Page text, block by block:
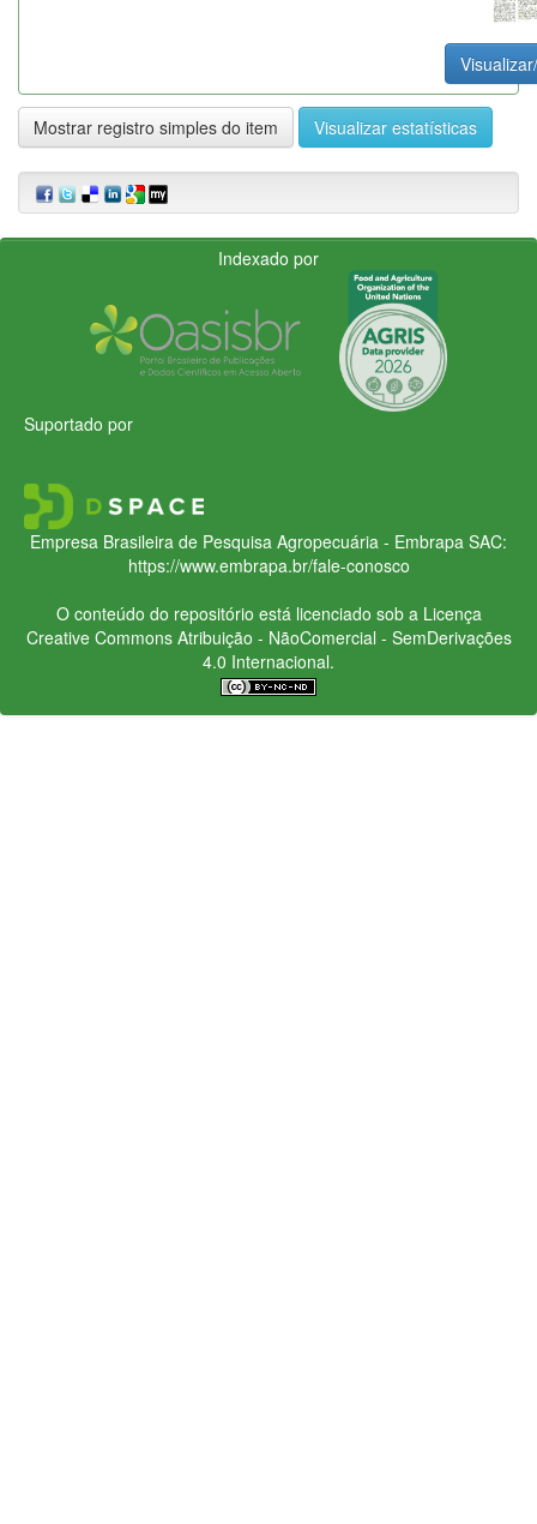
Mostrar registro simples do item Visualizar estatísticas
Indexado por
Suportado por
Empresa Brasileira de Pesquisa Agropecuária - Embrapa SAC:
https://www.embrapa.br/fale-conosco
O conteúdo do repositório está licenciado sob a Licença
Creative CommonsAtribuição - NãoComercial - SemDerivações
4.0 Internacional.